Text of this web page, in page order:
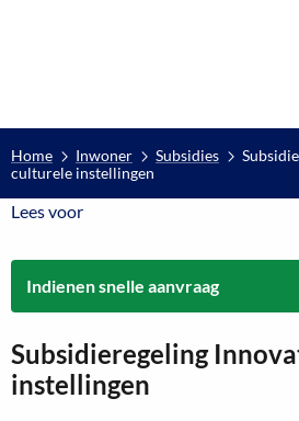
Home Inwoner Subsidies
culturele instellingen
Lees voorLees voor
Indienen snelle aanvraag
Subsidieregeling
instellingen